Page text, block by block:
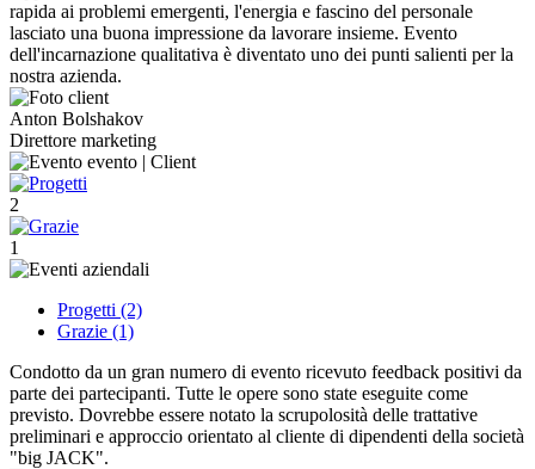
rapida ai problemi emergenti, l'energia e fascino del personale
lasciato una buona impressione da lavorare insieme. Evento
dell'incarnazione qualitativa è diventato uno dei punti salienti per la
nostra azienda.
Anton Bolshakov
Direttore marketing
2
1
Progetti (2)
Grazie (1)
Condotto da un gran numero di evento ricevuto feedback positivi da
parte dei partecipanti. Tutte le opere sono state eseguite come
previsto. Dovrebbe essere notato la scrupolosità delle trattative
preliminari e approccio orientato al cliente di dipendenti della società
"big JACK".